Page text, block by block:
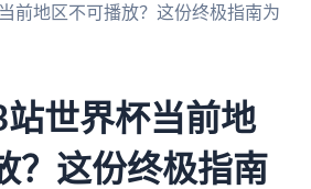
前地区不可播放？这份终极指南为
世界杯当前地
？这份终极指南